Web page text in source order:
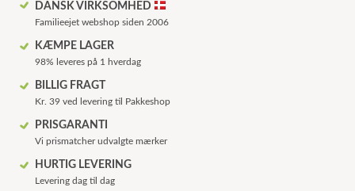
DANSK VIRKSOMHED
Familieejet webshop siden 2006
KÆMPE LAGER
98% leveres på 1 hverdag
BILLIG FRAGT
Kr. 39 ved levering til Pakkeshop
PRISGARANTI
Vi prismatcher udvalgte mærker
HURTIG LEVERING
Levering dag til dag